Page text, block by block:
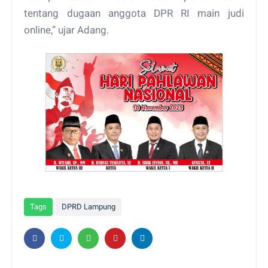
tentang dugaan anggota DPR RI main judi
online,” ujar Adang.
Tags DPRD Lampung